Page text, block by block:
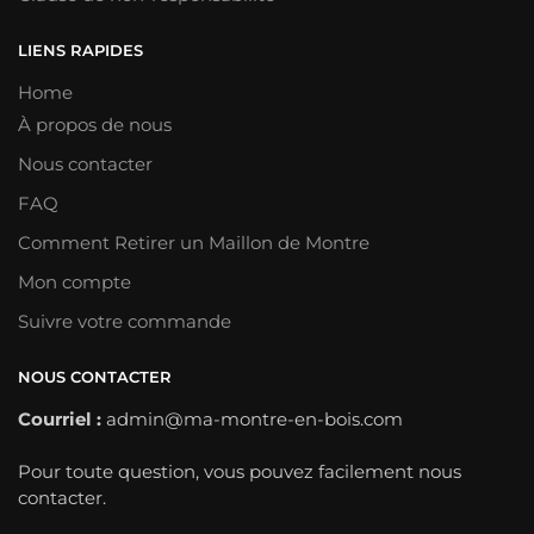
LIENS RAPIDES
Home
À propos de nous
Nous contacter
FAQ
Comment Retirer un Maillon de Montre
Mon compte
Suivre votre commande
NOUS CONTACTER
Courriel : admin@ma-montre-en-bois.com
Pour toute question, vous pouvez facilement nous
contacter.